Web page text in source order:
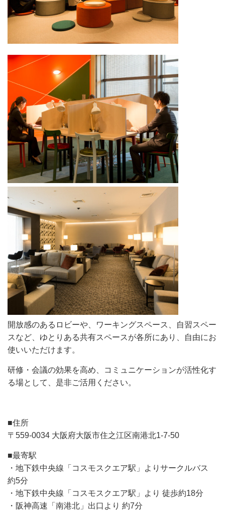
開放感のあるロビーや、ワーキングスペース、自習スペー
スなど、ゆとりある共有スペースが各所にあり、自由にお
使いいただけます。
研修・会議の効果を高め、コミュニケーションが活性化す
る場として、是非ご活用ください。
■住所
〒559-0034 大阪府大阪市住之江区南港北1-7-50
■最寄駅
・地下鉄中央線「コスモスクエア駅」よりサークルバス
約5分
・地下鉄中央線「コスモスクエア駅」より 徒歩約18分
・阪神高速「南港北」出口より 約7分